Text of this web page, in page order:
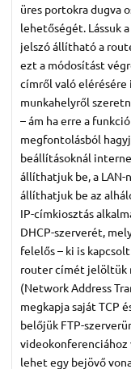
üres portokra dugva
lehetőségét. Lássuk
jelszó állítható a
ezt a módosítást
címről való elérésére
munkahelyről
– ám ha erre a
megfontolásból
beállításoknál
állíthatjuk be, a
állíthatjuk be az
IP-címkiosztás
DHCP-szerverét,
felelős – ki is
router címét jelöltük
(Network Address
megkapja saját TCP
belőjük FTP-
videokonferenciához
lehet egy bejövő